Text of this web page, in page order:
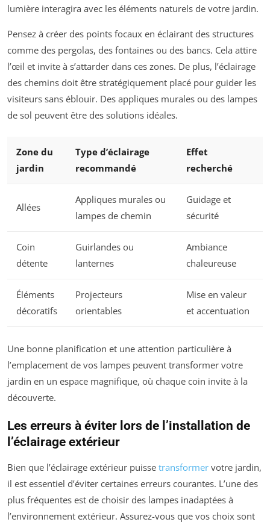
lumière interagira avec les éléments naturels de votre jardin.
Pensez à créer des points focaux en éclairant des structures
comme des pergolas, des fontaines ou des bancs. Cela attire
l’œil et invite à s’attarder dans ces zones. De plus, l’éclairage
des chemins doit être stratégiquement placé pour guider les
visiteurs sans éblouir. Des appliques murales ou des lampes
de sol peuvent être des solutions idéales.
Zone du
jardin
Type d’éclairage
recommandé
Effet
recherché
Allées
Appliques murales ou
lampes de chemin
Guidage et
sécurité
Coin
détente
Guirlandes ou
lanternes
Ambiance
chaleureuse
Éléments
décoratifs
Projecteurs
orientables
Mise en valeur
et accentuation
Une bonne planification et une attention particulière à
l’emplacement de vos lampes peuvent transformer votre
jardin en un espace magnifique, où chaque coin invite à la
découverte.
Les erreurs à éviter lors de l’installation de
l’éclairage extérieur
Bien que l’éclairage extérieur puisse transformer votre jardin,
il est essentiel d’éviter certaines erreurs courantes. L’une des
plus fréquentes est de choisir des lampes inadaptées à
l’environnement extérieur. Assurez-vous que vos choix sont